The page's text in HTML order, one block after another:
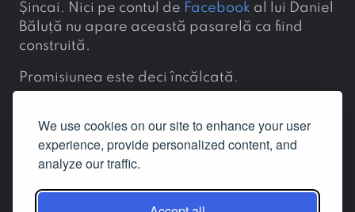
We use cookies on our site to enhance your user
experience, provide personalized content, and
analyze our traffic.
Șincai. Nici pe contul de Facebook al lui Daniel
Băluță nu apare această pasarelă ca fiind
construită.
Promisiunea este deci încălcată.